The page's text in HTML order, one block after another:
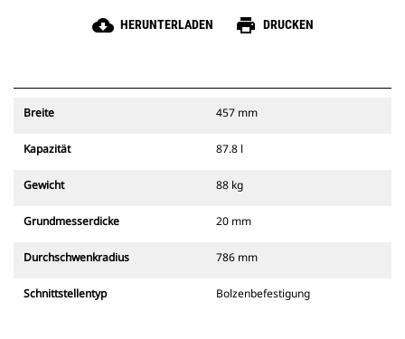
cloud_download HERUNTERLADEN print DRUCKEN
Breite 457 mm
Kapazität 87.8 l
Gewicht 88 kg
Grundmesserdicke 20 mm
Durchschwenkradius 786 mm
Schnittstellentyp Bolzenbefestigung